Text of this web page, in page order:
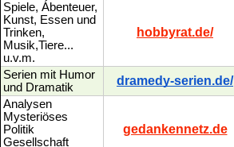
Spiele, Ábenteuer,
Kunst, Essen und
Trinken,
Musik,Tiere...
u.v.m.
hobbyrat.de/
Serien mit Humor
und Dramatik
dramedy-serien.de/
Analysen
Mysteriöses
Politik
Gesellschaft
gedankennetz.de